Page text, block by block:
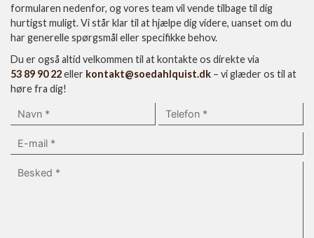
formularen nedenfor, og vores team vil vende tilbage til dig
hurtigst muligt. Vi står klar til at hjælpe dig videre, uanset om du
har generelle spørgsmål eller specifikke behov.
Du er også altid velkommen til at kontakte os direkte via
53 89 90 22eller kontakt@soedahlquist.dk – vi glæder os til at
høre fra dig!